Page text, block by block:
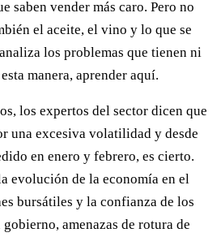
saben vender más caro. Pero no
el aceite, el vino y lo que se
los problemas que tienen ni
manera, aprender aquí.
los expertos del sector dicen que
una excesiva volatilidad y desde
en enero y febrero, es cierto.
evolución de la economía en el
bursátiles y la confianza de los
amenazas de rotura de